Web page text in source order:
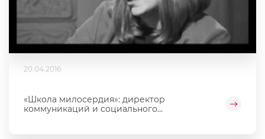
20.04.2016
«Школа милосердия»: директор
коммуникаций и социального...